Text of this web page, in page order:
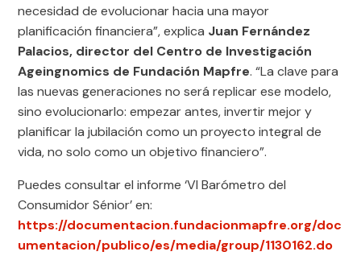
necesidad de evolucionar hacia una mayor
planificación financiera”, explica Juan Fernández
Palacios, director del Centro de Investigación
Ageingnomics de Fundación Mapfre. “La clave para
las nuevas generaciones no será replicar ese modelo,
sino evolucionarlo: empezar antes, invertir mejor y
planificar la jubilación como un proyecto integral de
vida, no solo como un objetivo financiero”.
Puedes consultar el informe ‘VI Barómetro del
Consumidor Sénior’ en:
https://documentacion.fundacionmapfre.org/doc
umentacion/publico/es/media/group/1130162.do